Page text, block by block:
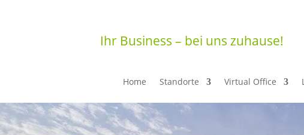
Ihr Business – bei uns zuhause!
Home Standorte Virtual Office